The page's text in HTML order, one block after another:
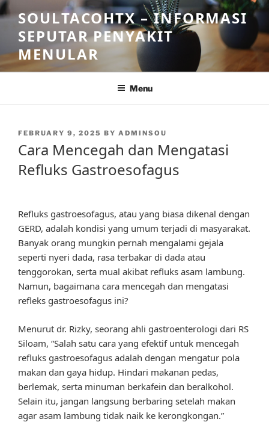
Skip
to
content
SOULTACOHTX – INFORMASI
SEPUTAR PENYAKIT
MENULAR
Menu
POSTED
FEBRUARY 9, 2025 BY ADMINSOU
Cara Mencegah dan Mengatasi
Refluks Gastroesofagus
Refluks gastroesofagus, atau yang biasa dikenal dengan
GERD, adalah kondisi yang umum terjadi di masyarakat.
Banyak orang mungkin pernah mengalami gejala
seperti nyeri dada, rasa terbakar di dada atau
tenggorokan, serta mual akibat refluks asam lambung.
Namun, bagaimana cara mencegah dan mengatasi
refleks gastroesofagus ini?
Menurut dr. Rizky, seorang ahli gastroenterologi dari RS
Siloam, “Salah satu cara yang efektif untuk mencegah
refluks gastroesofagus adalah dengan mengatur pola
makan dan gaya hidup. Hindari makanan pedas,
berlemak, serta minuman berkafein dan beralkohol.
Selain itu, jangan langsung berbaring setelah makan
agar asam lambung tidak naik ke kerongkongan.”